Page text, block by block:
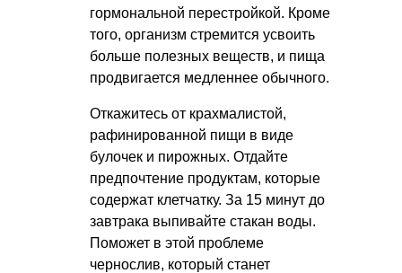
гормональной перестройкой. Кроме
того, организм стремится усвоить
больше полезных веществ, и пища
продвигается медленнее обычного.
Откажитесь от крахмалистой,
рафинированной пищи в виде
булочек и пирожных. Отдайте
предпочтение продуктам, которые
содержат клетчатку. За 15 минут до
завтрака выпивайте стакан воды.
Поможет в этой проблеме
чернослив, который станет